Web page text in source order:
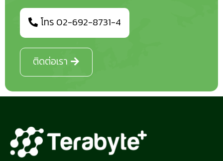
โทร 02-692-8731-4
ติดต่อเรา